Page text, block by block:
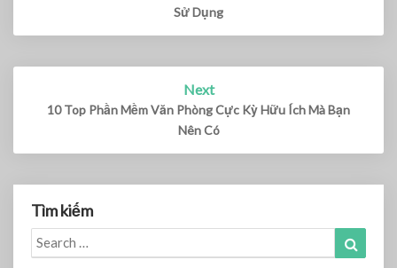
Sử Dụng
Next
10 Top Phần Mềm Văn Phòng Cực Kỳ Hữu Ích Mà Bạn
Nên Có
Tìm kiếm
Search
for: